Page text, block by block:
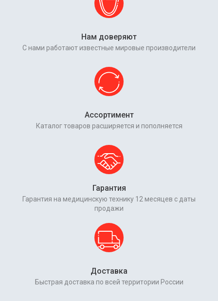
Нам доверяют
С нами работают известные мировые производители
Ассортимент
Каталог товаров расширяется и пополняется
Гарантия
Гарантия на медицинскую технику 12 месяцев с даты
продажи
Доставка
Быстрая доставка по всей территории России